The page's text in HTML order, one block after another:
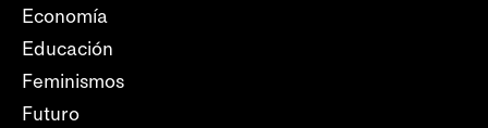
Economía
Educación
Feminismos
Futuro